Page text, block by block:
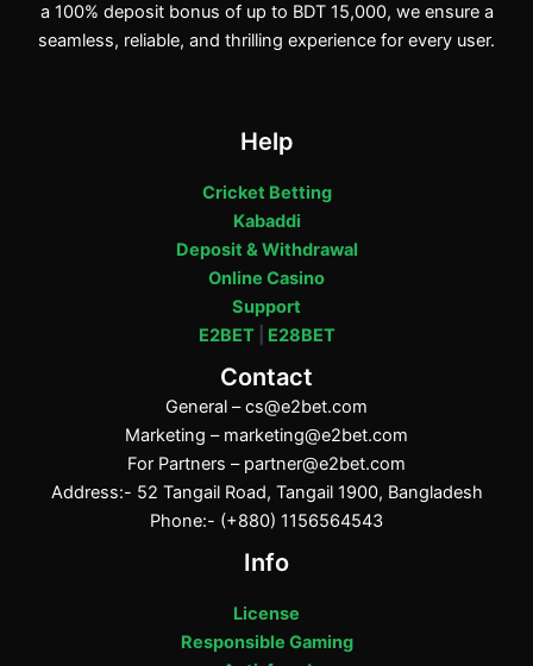
a 100% deposit bonus of up to BDT 15,000, we ensure a
seamless, reliable, and thrilling experience for every user.
Help
Cricket Betting
Kabaddi
Deposit & Withdrawal
Online Casino
Support
E2BET| E28BET
Contact
General –cs@e2bet.com
Marketing – marketing@e2bet.com
For Partners – partner@e2bet.com
Address:- 52 Tangail Road, Tangail 1900, Bangladesh
Phone:- (+880) 1156564543
Info
License
Responsible Gaming